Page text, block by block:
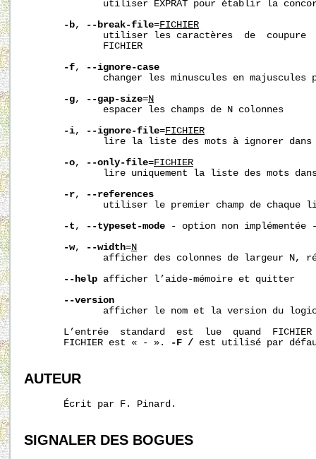
utiliser EXPRAT pour établir la
-b, --break-file=FICHIER
utiliser les caractères  de  coupure
              FICHIER
-f,
--ignore-case
changer les minuscules en majuscules
-g, --gap-size=N
              espacer les champs de N colonnes
-i, --ignore-file=FICHIER
lire la liste des mots à ignorer dans
-o, --only-file=FICHIER
lire uniquement la liste des mots
-r,
--references
utiliser le premier champ de chaque
-t , --typeset-mode - option non implémentée
-w, --width=N
afficher des colonnes de largeur N,
--help afficher l’aide-mémoire et quitter
--version
afficher le nom et la version du
L’entrée  standard  est  lue  quand
       FICHIER est « - ».
-F / est utilisé par
AUTEUR
       Écrit par F. Pinard.
SIGNALER DES BOGUES